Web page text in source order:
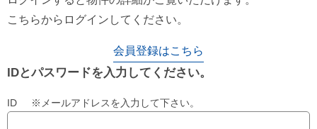
こちらからログインしてください。
会員登録はこちら
IDとパスワードを入力してください。
ID ※メールアドレスを入力して下さい。